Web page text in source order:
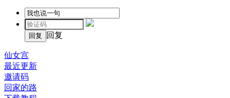
回复
仙女宫
最近更新
邀请码
回家的路